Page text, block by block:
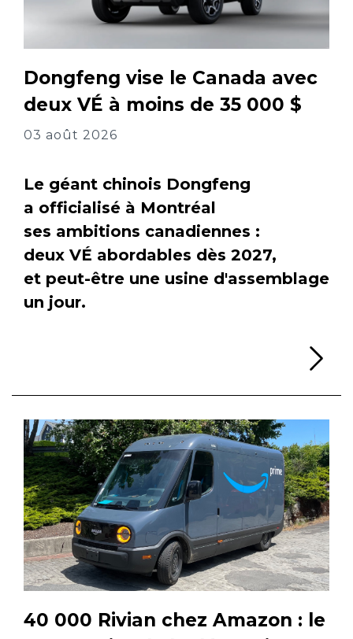
Dongfeng vise le Canada avec
deux VÉ à moins de 35 000 $
03 août 2026
Le géant chinois Dongfeng
a officialisé à Montréal
ses ambitions canadiennes :
deux VÉ abordables dès 2027,
et peut-être une usine d'assemblage
un jour.
40 000 Rivian chez Amazon : le